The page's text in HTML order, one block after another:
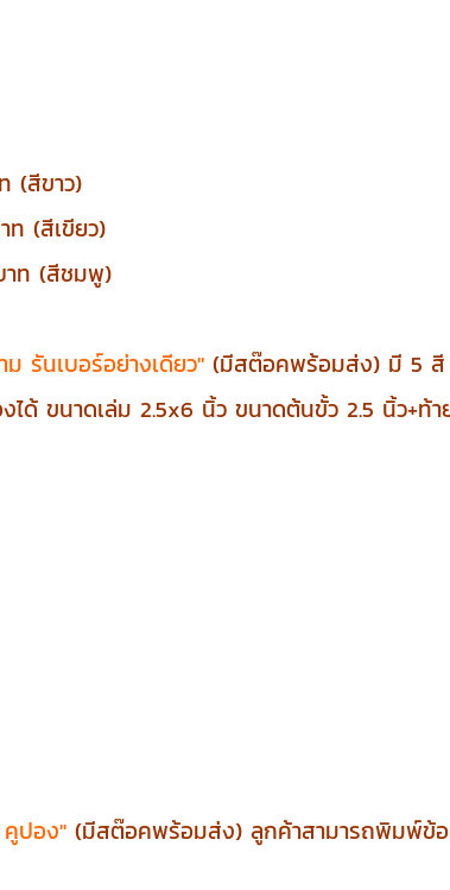
(สีขาว)
ท (สีเขียว)
าท (สีชมพู)
ม รันเบอร์อย่างเดียว" (มีสต๊อคพร้อมส่ง) มี 5 สี
ได้ ขนาดเล่ม 2.5x6 นิ้ว ขนาดต้นขั้ว 2.5 นิ้ว+ท้
คูปอง" (มีสต๊อคพร้อมส่ง) ลูกค้าสามารถพิมพ์ข้